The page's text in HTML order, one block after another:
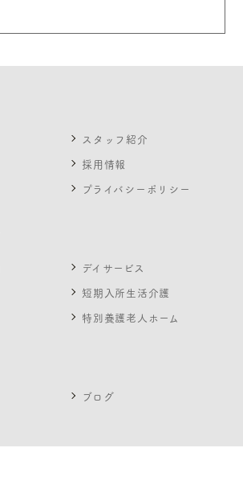
スタッフ紹介
採用情報
プライバシーポリシー
デイサービス
短期入所生活介護
特別養護老人ホーム
ブログ